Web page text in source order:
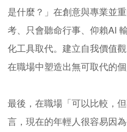
是什麼？」在創意與專業並
考、只會聽命行事、仰賴AI
化工具取代。建立自我價值
在職場中塑造出無可取代的個
最後，在職場「可以比較，
言，現在的年輕人很容易因